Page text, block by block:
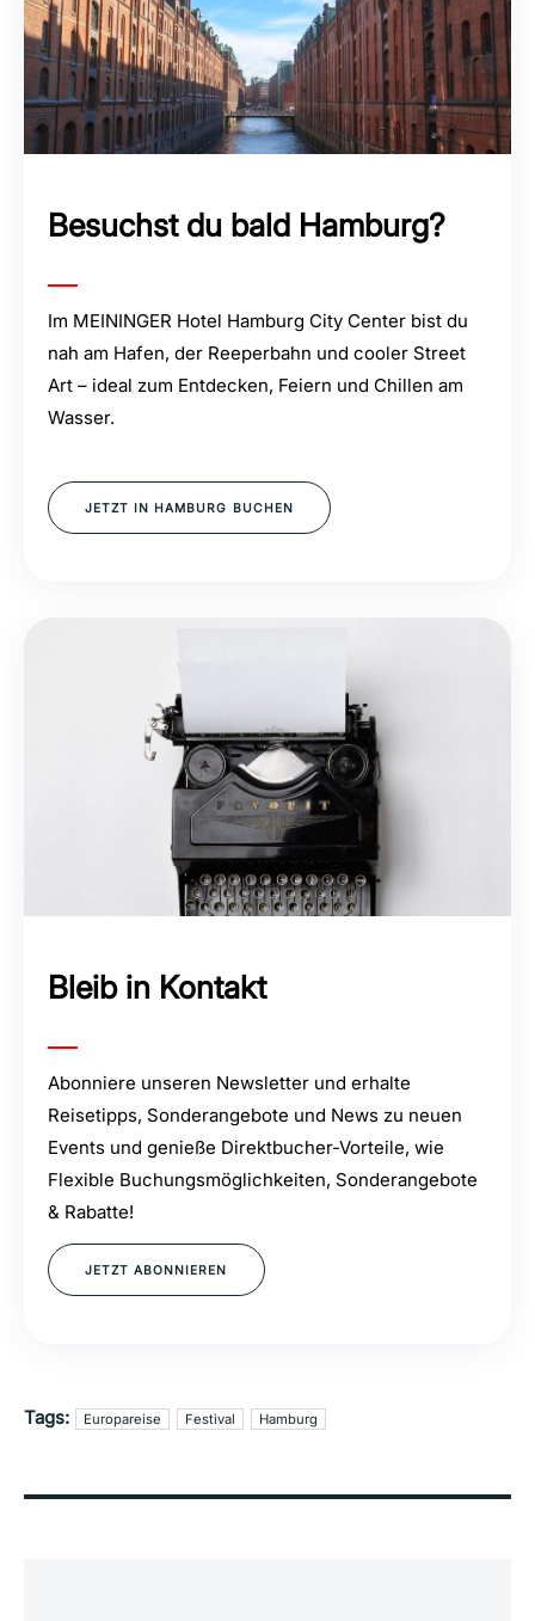
Besuchst du bald Hamburg?
Im MEININGER Hotel Hamburg City Center bist du
nah am Hafen, der Reeperbahn und cooler Street
Art – ideal zum Entdecken, Feiern und Chillen am
Wasser.
JETZT IN HAMBURG BUCHEN
Bleib in Kontakt
Abonniere unseren Newsletter und erhalte
Reisetipps, Sonderangebote und News zu neuen
Events und genieße Direktbucher-Vorteile, wie
Flexible Buchungsmöglichkeiten, Sonderangebote
& Rabatte!
JETZT ABONNIEREN
Tags: Europareise Festival Hamburg